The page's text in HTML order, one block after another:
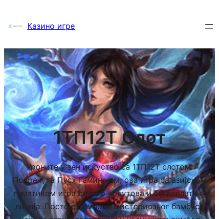
на
Казино игре
1ТП12Т Слот
Уроните у зен искуство са 1ТП12Т слотом.
Покренута Пусх Гаминг-ом, ова игра са азијском
тематиком игра се са 5 колутова и 50 исплатних
линија. Постоје симболи мистериозног бамбуса